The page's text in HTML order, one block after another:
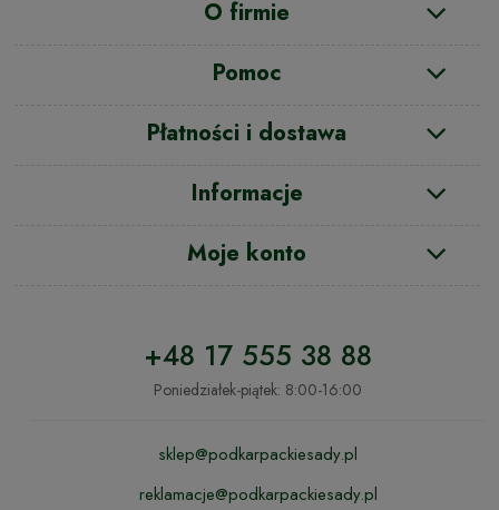
O firmie
Pomoc
Płatności i dostawa
Informacje
Moje konto
+48 17 555 38 88
Poniedziałek-piątek: 8:00-16:00
sklep@podkarpackiesady.pl
reklamacje@podkarpackiesady.pl